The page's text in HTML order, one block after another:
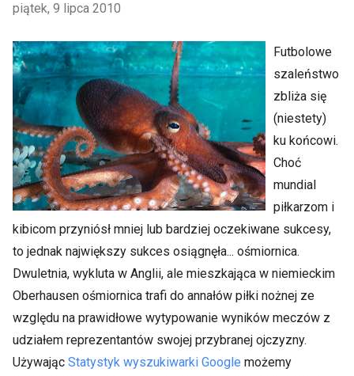
piątek, 9 lipca 2010
Futbolowe
szaleństwo
zbliża się
(niestety)
ku końcowi.
Choć
mundial
piłkarzom i
kibicom przyniósł mniej lub bardziej oczekiwane sukcesy,
to jednak największy sukces osiągnęła... ośmiornica.
Dwuletnia, wykluta w Anglii, ale mieszkająca w niemieckim
Oberhausen ośmiornica trafi do annałów piłki nożnej ze
względu na prawidłowe wytypowanie wyników meczów z
udziałem reprezentantów swojej przybranej ojczyzny.
Używając Statystyk wyszukiwarki Google możemy